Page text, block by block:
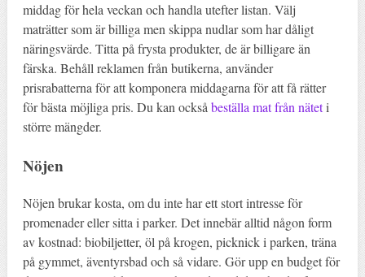
middag för hela veckan och handla utefter listan. Välj
maträtter som är billiga men skippa nudlar som har dåligt
näringsvärde. Titta på frysta produkter, de är billigare än
färska. Behåll reklamen från butikerna, använder
prisrabatterna för att komponera middagarna för att få rätter
för bästa möjliga pris. Du kan ocksåbeställa mat från näteti
större mängder.
Nöjen
Nöjen brukar kosta, om du inte har ett stort intresse för
promenader eller sitta i parker. Det innebär alltid någon form
av kostnad: biobiljetter, öl på krogen, picknick i parken, träna
på gymmet, äventyrsbad och så vidare. Gör upp en budget för